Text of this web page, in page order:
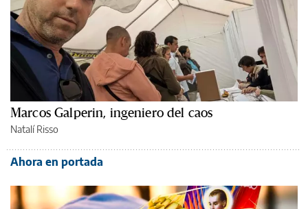
Marcos Galperin, ingeniero del caos
Natalí Risso
Ahora en portada